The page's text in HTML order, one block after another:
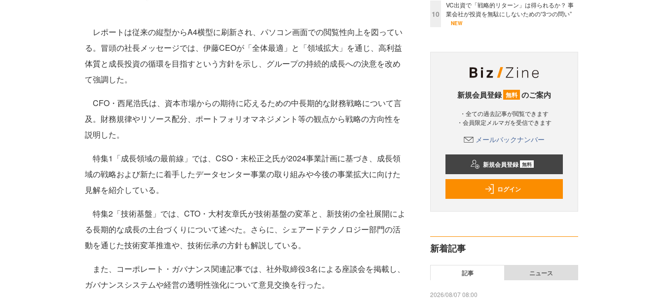
レポートは従来の縦型からA4横型に刷新され、パソコン画面での閲覧性向上を図ってい
る。冒頭の社長メッセージでは、伊藤CEOが「全体最適」と「領域拡大」を通じ、高利益
体質と成長投資の循環を目指すという方針を示し、グループの持続的成長への決意を改め
て強調した。
CFO・西尾浩氏は、資本市場からの期待に応えるための中長期的な財務戦略について言
及。財務規律やリソース配分、ポートフォリオマネジメント等の観点から戦略の方向性を
説明した。
特集1「成長領域の最前線」では、CSO・末松正之氏が2024事業計画に基づき、成長領
域の戦略および新たに着手したデータセンター事業の取り組みや今後の事業拡大に向けた
見解を紹介している。
特集2「技術基盤」では、CTO・大村友章氏が技術基盤の変革と、新技術の全社展開によ
る長期的な成長の土台づくりについて述べた。さらに、シェアードテクノロジー部門の活
動を通じた技術変革推進や、技術伝承の方針も解説している。
また、コーポレート・ガバナンス関連記事では、社外取締役3名による座談会を掲載し、
ガバナンスシステムや経営の透明性強化について意見交換を行った。
10
VC出資で「戦略的リターン」は得られるか？ 事
業会社が投資を無駄にしないための“3つの問い”
NEW
新規会員登録 無料 のご案内
・全ての過去記事が閲覧できます
・会員限定メルマガを受信できます
メールバックナンバー
新規会員登録 無料
ログイン
新着記事
記事 ニュース
2026/08/07 08:00